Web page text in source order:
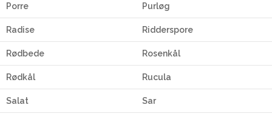
Porre Purløg
Radise Ridderspore
Rødbede Rosenkål
Rødkål Rucula
Salat Sar